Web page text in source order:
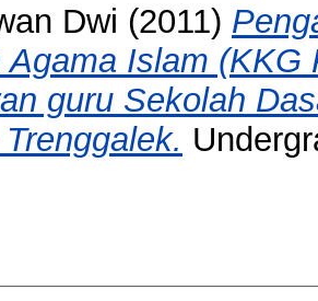
Dwi (2011)
Agama Islam
guru Sekolah